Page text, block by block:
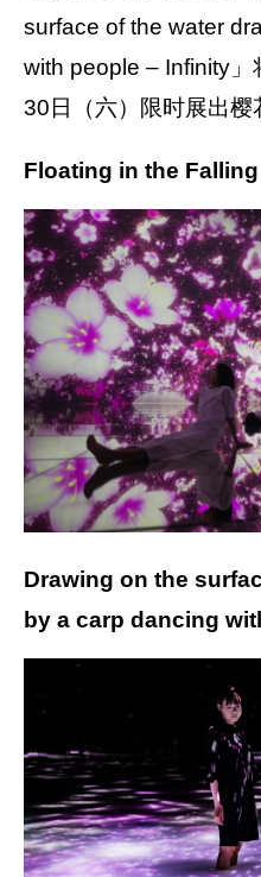
surface of the water
with people – Infinity」
30日（六）限时展出樱
Floating in the
Drawing on the
by a carp dancing